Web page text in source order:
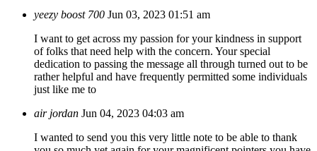
yeezy boost 700 Jun 03, 2023 01:51 am
I want to get across my passion for your kindness in support
of folks that need help with the concern. Your special
dedication to passing the message all through turned out to be
rather helpful and have frequently permitted some individuals
just like me to
air jordan Jun 04, 2023 04:03 am
I wanted to send you this very little note to be able to thank